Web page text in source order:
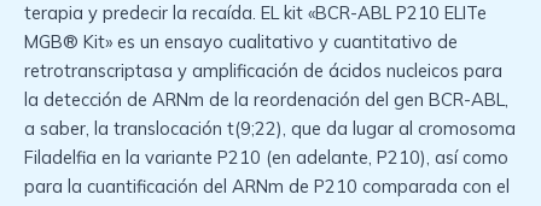
terapia y predecir la recaída. EL kit «BCR-ABL P210 ELITe
MGB® Kit» es un ensayo cualitativo y cuantitativo de
retrotranscriptasa y amplificación de ácidos nucleicos para
la detección de ARNm de la reordenación del gen BCR-ABL,
a saber, la translocación t(9;22), que da lugar al cromosoma
Filadelfia en la variante P210 (en adelante, P210), así como
para la cuantificación del ARNm de P210 comparada con el